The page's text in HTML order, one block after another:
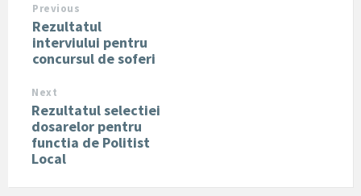
Previous
Rezultatul
interviului pentru
concursul de soferi
Next
Rezultatul selectiei
dosarelor pentru
functia de Politist
Local